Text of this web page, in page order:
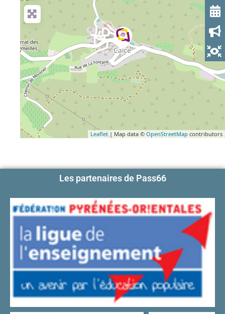
Leaflet| Map data © OpenStreetMap contributors
Les partenaires de Pass66